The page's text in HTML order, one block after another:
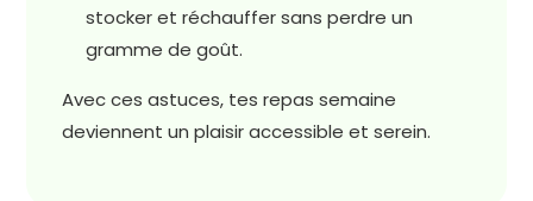
stocker et réchauffer sans perdre un
gramme de goût.
Avec ces astuces, tes repas semaine
deviennent un plaisir accessible et serein.